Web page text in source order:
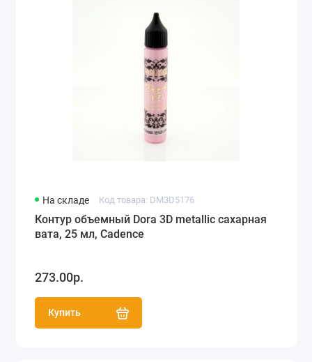
На складе Код товара: DM3D5176
Контур объемный Dora 3D metallic сахарная
вата, 25 мл, Cadence
273.00р.
Купить